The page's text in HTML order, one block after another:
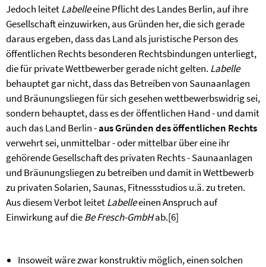
Jedoch leitetLabelleeine Pflicht des Landes Berlin, auf ihre
Gesellschaft einzuwirken, aus Gründen her, die sich gerade
daraus ergeben, dass das Land als juristische Person des
öffentlichen Rechts besonderen Rechtsbindungen unterliegt,
die für private Wettbewerber gerade nicht gelten. Labelle
behauptet gar nicht, dass das Betreiben von Saunaanlagen
und Bräunungsliegen für sich gesehen wettbewerbswidrig sei,
sondern behauptet, dass es der öffentlichen Hand - und damit
auch das Land Berlin -aus Gründen des öffentlichen Rechts
verwehrt sei, unmittelbar - oder mittelbar über eine ihr
gehörende Gesellschaft des privaten Rechts - Saunaanlagen
und Bräunungsliegen zu betreiben und damit in Wettbewerb
zu privaten Solarien, Saunas, Fitnessstudios u.ä. zu treten.
Aus diesem Verbot leitetLabelleeinen Anspruch auf
Einwirkung auf dieBe Fresch-GmbHab.[6]
Insoweit wäre zwar konstruktiv möglich, einen solchen